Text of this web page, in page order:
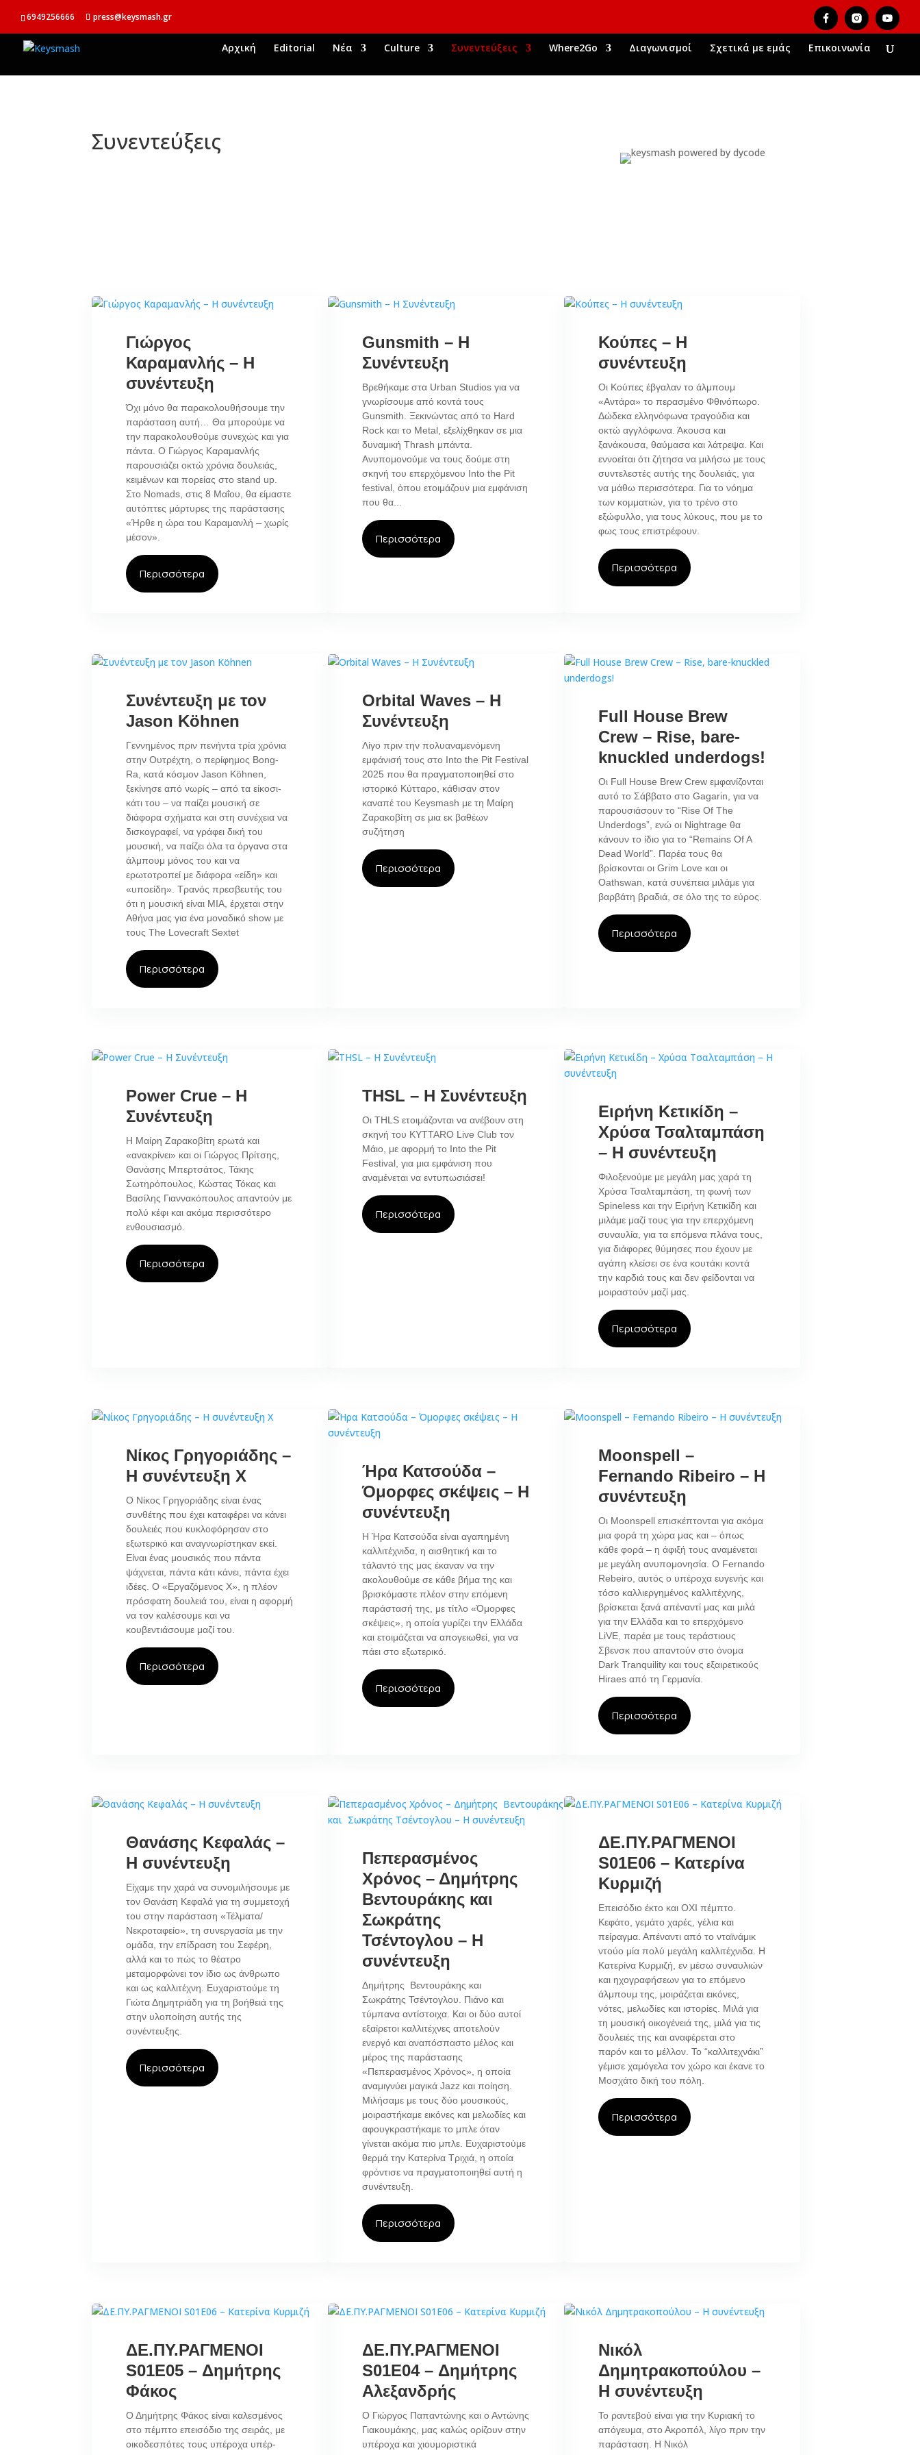
6949256666 press@keysmash.gr
Αρχική Editorial Νέα Culture Συνεντεύξεις Where2Go Διαγωνισμοί Σχετικά με εμάς Επικοινωνία
Συνεντεύξεις
Γιώργος
Καραμανλής – Η
συνέντευξη
Όχι μόνο θα παρακολουθήσουμε την
παράσταση αυτή… Θα μπορούμε να
την παρακολουθούμε συνεχώς και για
πάντα. Ο Γιώργος Καραμανλής
παρουσιάζει οκτώ χρόνια δουλειάς,
κειμένων και πορείας στο stand up.
Στο Nomads, στις 8 Μαΐου, θα είμαστε
αυτόπτες μάρτυρες της παράστασης
«Ήρθε η ώρα του Καραμανλή – χωρίς
μέσον».
Περισσότερα
Gunsmith – Η
Συνέντευξη
Βρεθήκαμε στα Urban Studios για να
γνωρίσουμε από κοντά τους
Gunsmith. Ξεκινώντας από το Hard
Rock και το Metal, εξελίχθηκαν σε μια
δυναμική Thrash μπάντα.
Ανυπομονούμε να τους δούμε στη
σκηνή του επερχόμενου Into the Pit
festival, όπου ετοιμάζουν μια εμφάνιση
που θα...
Περισσότερα
Κούπες – Η
συνέντευξη
Οι Κούπες έβγαλαν το άλμπουμ
«Αντάρα» το περασμένο Φθινόπωρο.
Δώδεκα ελληνόφωνα τραγούδια και
οκτώ αγγλόφωνα. Άκουσα και
ξανάκουσα, θαύμασα και λάτρεψα. Και
εννοείται ότι ζήτησα να μιλήσω με τους
συντελεστές αυτής της δουλειάς, για
να μάθω περισσότερα. Για το νόημα
των κομματιών, για το τρένο στο
εξώφυλλο, για τους λύκους, που με το
φως τους επιστρέφουν.
Περισσότερα
Συνέντευξη με τον
Jason Köhnen
Γεννημένος πριν πενήντα τρία χρόνια
στην Ουτρέχτη, ο περίφημος Bong-
Ra, κατά κόσμον Jason Köhnen,
ξεκίνησε από νωρίς – από τα είκοσι-
κάτι του – να παίζει μουσική σε
διάφορα σχήματα και στη συνέχεια να
δισκογραφεί, να γράφει δική του
μουσική, να παίζει όλα τα όργανα στα
άλμπουμ μόνος του και να
ερωτοτροπεί με διάφορα «είδη» και
«υποείδη». Τρανός πρεσβευτής του
ότι η μουσική είναι ΜΙΑ, έρχεται στην
Αθήνα μας για ένα μοναδικό show με
τους The Lovecraft Sextet
Περισσότερα
Orbital Waves – Η
Συνέντευξη
Λίγο πριν την πολυαναμενόμενη
εμφάνισή τους στο Into the Pit Festival
2025 που θα πραγματοποιηθεί στο
ιστορικό Κύτταρο, κάθισαν στον
καναπέ του Keysmash με τη Μαίρη
Ζαρακοβίτη σε μια εκ βαθέων
συζήτηση
Περισσότερα
Full House Brew
Crew – Rise, bare-
knuckled underdogs!
Οι Full House Brew Crew εμφανίζονται
αυτό το Σάββατο στο Gagarin, για να
παρουσιάσουν το “Rise Of The
Underdogs”, ενώ οι Nightrage θα
κάνουν το ίδιο για το “Remains Of A
Dead World”. Παρέα τους θα
βρίσκονται οι Grim Love και οι
Oathswan, κατά συνέπεια μιλάμε για
βαρβάτη βραδιά, σε όλο της το εύρος.
Περισσότερα
Power Crue – Η
Συνέντευξη
Η Μαίρη Ζαρακοβίτη ερωτά και
«ανακρίνει» και οι Γιώργος Πρίτσης,
Θανάσης Μπερτσάτος, Τάκης
Σωτηρόπουλος, Κώστας Τόκας και
Βασίλης Γιαννακόπουλος απαντούν με
πολύ κέφι και ακόμα περισσότερο
ενθουσιασμό.
Περισσότερα
THSL – Η Συνέντευξη
Οι THLS ετοιμάζονται να ανέβουν στη
σκηνή του KYTTARO Live Club τον
Μάιο, με αφορμή το Into the Pit
Festival, για μια εμφάνιση που
αναμένεται να εντυπωσιάσει!
Περισσότερα
Ειρήνη Κετικίδη –
Χρύσα Τσαλταμπάση
– Η συνέντευξη
Φιλοξενούμε με μεγάλη μας χαρά τη
Χρύσα Τσαλταμπάση, τη φωνή των
Spineless και την Ειρήνη Κετικίδη και
μιλάμε μαζί τους για την επερχόμενη
συναυλία, για τα επόμενα πλάνα τους,
για διάφορες θύμησες που έχουν με
αγάπη κλείσει σε ένα κουτάκι κοντά
την καρδιά τους και δεν φείδονται να
μοιραστούν μαζί μας.
Περισσότερα
Νίκος Γρηγοριάδης –
Η συνέντευξη Χ
Ο Νίκος Γρηγοριάδης είναι ένας
συνθέτης που έχει καταφέρει να κάνει
δουλειές που κυκλοφόρησαν στο
εξωτερικό και αναγνωρίστηκαν εκεί.
Είναι ένας μουσικός που πάντα
ψάχνεται, πάντα κάτι κάνει, πάντα έχει
ιδέες. Ο «Εργαζόμενος Χ», η πλέον
πρόσφατη δουλειά του, είναι η αφορμή
να τον καλέσουμε και να
κουβεντιάσουμε μαζί του.
Περισσότερα
Ήρα Κατσούδα –
Όμορφες σκέψεις – Η
συνέντευξη
Η Ήρα Κατσούδα είναι αγαπημένη
καλλιτέχνιδα, η αισθητική και το
τάλαντό της μας έκαναν να την
ακολουθούμε σε κάθε βήμα της και
βρισκόμαστε πλέον στην επόμενη
παράστασή της, με τίτλο «Όμορφες
σκέψεις», η οποία γυρίζει την Ελλάδα
και ετοιμάζεται να απογειωθεί, για να
πάει στο εξωτερικό.
Περισσότερα
Moonspell –
Fernando Ribeiro – Η
συνέντευξη
Οι Moonspell επισκέπτονται για ακόμα
μια φορά τη χώρα μας και – όπως
κάθε φορά – η άφιξή τους αναμένεται
με μεγάλη ανυπομονησία. Ο Fernando
Rebeiro, αυτός ο υπέροχα ευγενής και
τόσο καλλιεργημένος καλλιτέχνης,
βρίσκεται ξανά απέναντί μας και μιλά
για την Ελλάδα και το επερχόμενο
LiVE, παρέα με τους τεράστιους
Σβενσκ που απαντούν στο όνομα
Dark Tranquility και τους εξαιρετικούς
Hiraes από τη Γερμανία.
Περισσότερα
Θανάσης Κεφαλάς –
Η συνέντευξη
Είχαμε την χαρά να συνομιλήσουμε με
τον Θανάση Κεφαλά για τη συμμετοχή
του στην παράσταση «Τέλματα/
Νεκροταφείο», τη συνεργασία με την
ομάδα, την επίδραση του Σεφέρη,
αλλά και το πώς το θέατρο
μεταμορφώνει τον ίδιο ως άνθρωπο
και ως καλλιτέχνη. Ευχαριστούμε τη
Γιώτα Δημητριάδη για τη βοήθειά της
στην υλοποίηση αυτής της
συνέντευξης.
Περισσότερα
Πεπερασμένος
Χρόνος – Δημήτρης
Βεντουράκης και
Σωκράτης
Τσέντογλου – Η
συνέντευξη
Δημήτρης Βεντουράκης και
Σωκράτης Τσέντογλου. Πιάνο και
τύμπανα αντίστοιχα. Και οι δύο αυτοί
εξαίρετοι καλλιτέχνες αποτελούν
ενεργό και αναπόσπαστο μέλος και
μέρος της παράστασης
«Πεπερασμένος Χρόνος», η οποία
αναμιγνύει μαγικά Jazz και ποίηση.
Μιλήσαμε με τους δύο μουσικούς,
μοιραστήκαμε εικόνες και μελωδίες και
αφουγκραστήκαμε το μπλε όταν
γίνεται ακόμα πιο μπλε. Ευχαριστούμε
θερμά την Κατερίνα Τριχιά, η οποία
φρόντισε να πραγματοποιηθεί αυτή η
συνέντευξη.
Περισσότερα
ΔΕ.ΠΥ.ΡΑΓΜΕΝΟΙ
S01E06 – Κατερίνα
Κυρμιζή
Επεισόδιο έκτο και ΟΧΙ πέμπτο.
Κεφάτο, γεμάτο χαρές, γέλια και
πείραγμα. Απέναντι από το νταϊνάμικ
ντούο μία πολύ μεγάλη καλλιτέχνιδα. Η
Κατερίνα Κυρμιζή, εν μέσω συναυλιών
και ηχογραφήσεων για το επόμενο
άλμπουμ της, μοιράζεται εικόνες,
νότες, μελωδίες και ιστορίες. Μιλά για
τη μουσική οικογένειά της, μιλά για τις
δουλειές της και αναφέρεται στο
παρόν και το μέλλον. Το “καλλιτεχνάκι”
γέμισε χαμόγελα τον χώρο και έκανε το
Μοσχάτο δική του πόλη.
Περισσότερα
ΔΕ.ΠΥ.ΡΑΓΜΕΝΟΙ
S01E05 – Δημήτρης
Φάκος
Ο Δημήτρης Φάκος είναι καλεσμένος
στο πέμπτο επεισόδιο της σειράς, με
οικοδεσπότες τους υπέροχα υπέρ-
ΔΕ.ΠΥ.ΡΑΓΜΕΝΟΙ
S01E04 – Δημήτρης
Αλεξανδρής
Ο Γιώργος Παπαντώνης και ο Αντώνης
Γιακουμάκης, μας καλώς ορίζουν στην
υπέροχα και χιουμοριστικά
Νικόλ
Δημητρακοπούλου –
Η συνέντευξη
Το ραντεβού είναι για την Κυριακή το
απόγευμα, στο Ακροπόλ, λίγο πριν την
παράσταση. Η Νικόλ